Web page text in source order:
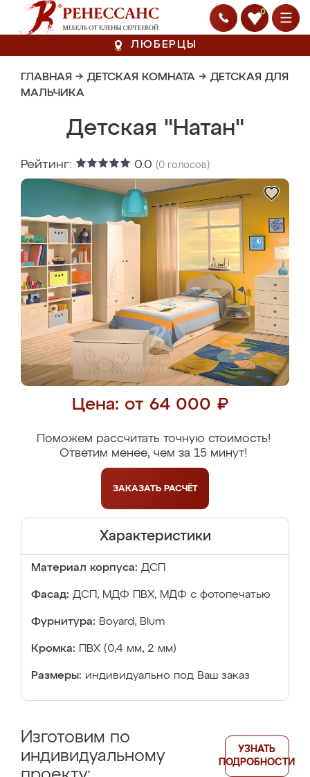
0
ЛЮБЕРЦЫ
ГЛАВНАЯ → ДЕТСКАЯ КОМНАТА → ДЕТСКАЯ ДЛЯ
МАЛЬЧИКА
Детская "Натан"
Рейтинг: 0.0 (0 голосов)
Цена: от 64 000 ₽
Поможем рассчитать точную стоимость!
Ответим менее, чем за 15 минут!
ЗАКАЗАТЬ РАСЧЁТ
Характеристики
Материал корпуса: ДСП
Фасад: ДСП, МДФ ПВХ, МДФ с фотопечатью
Фурнитура: Boyard, Blum
Кромка: ПВХ (0,4 мм, 2 мм)
Размеры: индивидуально под Ваш заказ
Изготовим по
индивидуальному
УЗНАТЬ
ПОДРОБНОСТИ